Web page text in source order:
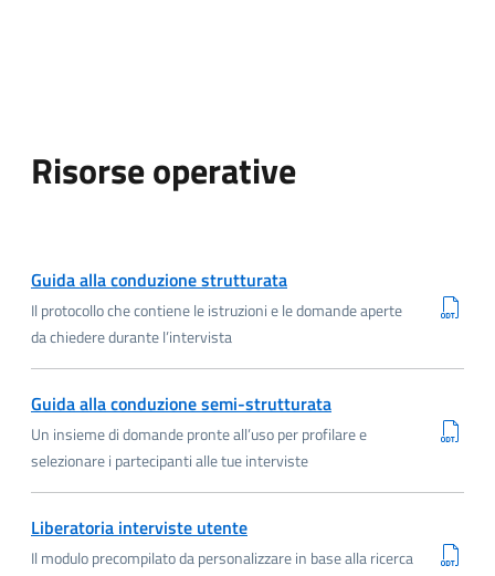
Risorse operative
Scarica ODT
Guida alla conduzione strutturata
Il protocollo che contiene le istruzioni e le domande aperte
da chiedere durante l’intervista
Scarica ODT
Guida alla conduzione semi-strutturata
Un insieme di domande pronte all’uso per profilare e
selezionare i partecipanti alle tue interviste
Scarica ODT
Liberatoria interviste utente
Il modulo precompilato da personalizzare in base alla ricerca